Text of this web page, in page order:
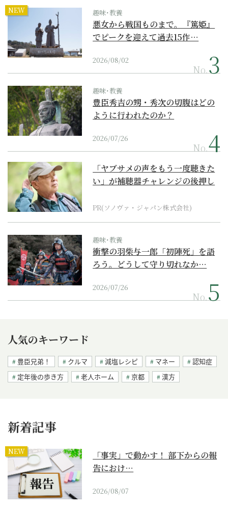
NEW 趣味･教養
悪女から戦国ものまで。『篤姫』
でピークを迎えて過去15作…
2026/08/02
No.
趣味･教養
豊臣秀吉の甥・秀次の切腹はどの
ように行われたのか？
2026/07/26
No.
「ヤブサメの声をもう一度聴きた
い」が補聴器チャレンジの後押し
PR(ソノヴァ・ジャパン株式会社)
趣味･教養
衝撃の羽柴与一郎「初陣死」を語
ろう。どうして守り切れなか…
2026/07/26
No.
人気のキーワード
豊臣兄弟！ クルマ 減塩レシピ マネー
認知症
定年後の歩き方
老人ホーム 京都 漢方
新着記事
NEW
「事実」で動かす！ 部下からの報
告におけ…
2026/08/07